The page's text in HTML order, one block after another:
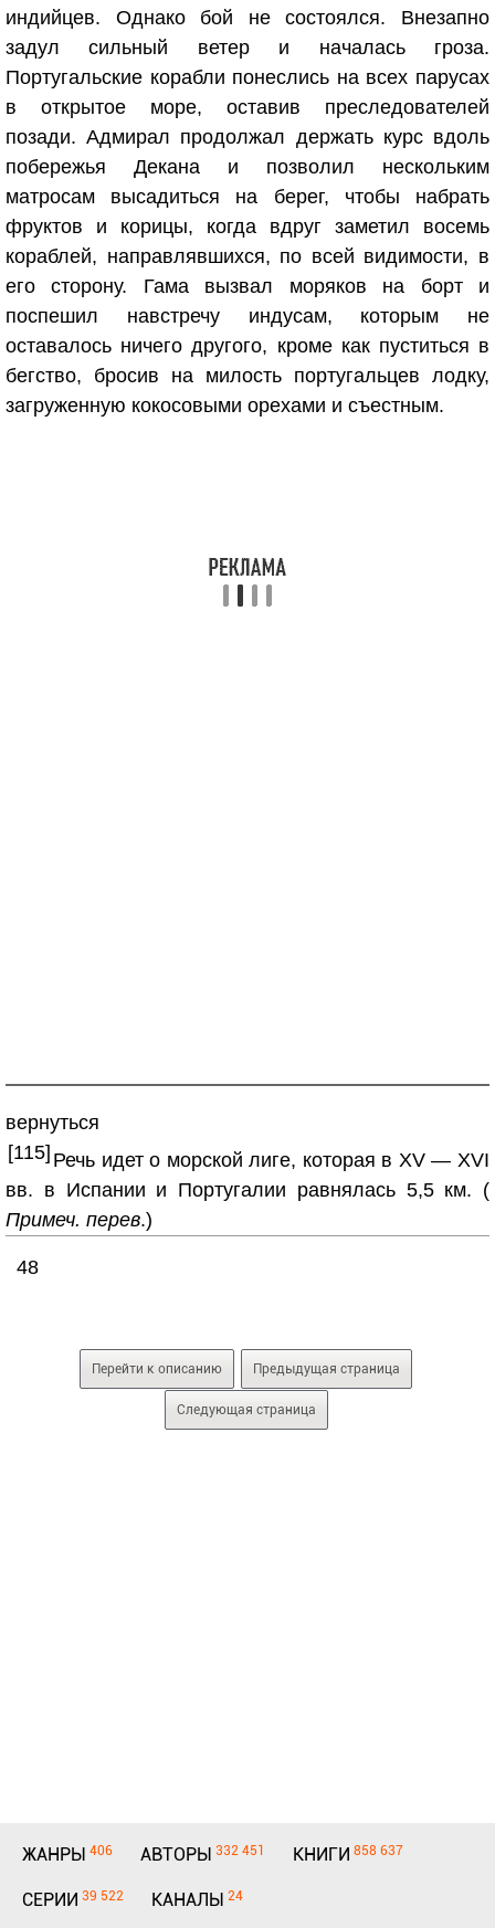
индийцев. Однако бой не состоялся. Внезапно
задул сильный ветер и началась гроза.
Португальские корабли понеслись на всех парусах
в открытое море, оставив преследователей
позади. Адмирал продолжал держать курс вдоль
побережья Декана и позволил нескольким
матросам высадиться на берег, чтобы набрать
фруктов и корицы, когда вдруг заметил восемь
кораблей, направлявшихся, по всей видимости, в
его сторону. Гама вызвал моряков на борт и
поспешил навстречу индусам, которым не
оставалось ничего другого, кроме как пуститься в
бегство, бросив на милость португальцев лодку,
загруженную кокосовыми орехами и съестным.
вернуться
[115] Речь идет о морской лиге, которая в XV — XVI
вв. в Испании и Португалии равнялась 5,5 км. (
Примеч. перев.)
48
Перейти к описанию Предыдущая страница
Следующая страница
ЖАНРЫ 406 АВТОРЫ 332 451 КНИГИ 858 637
СЕРИИ 39 522 КАНАЛЫ 24